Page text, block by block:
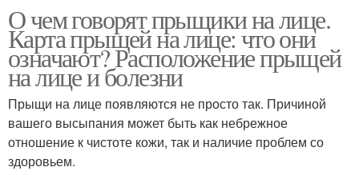
О чем говорят прыщики на лице.
Карта прыщей на лице: что они
означают? Расположение прыщей
на лице и болезни
Прыщи на лице появляются не просто так. Причиной
вашего высыпания может быть как небрежное
отношение к чистоте кожи, так и наличие проблем со
здоровьем.